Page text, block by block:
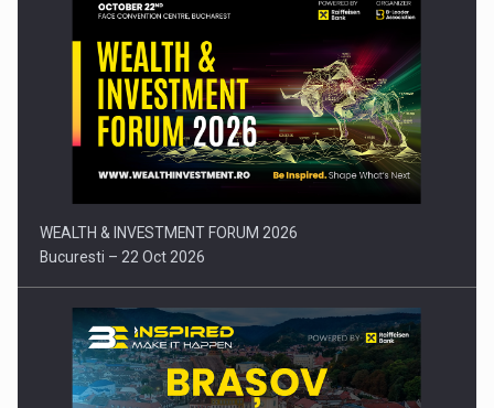
Comunicat de presa: Joburile part-time reincep sa intre pe…
WEALTH & INVESTMENT FORUM 2026
Bucuresti – 22 Oct 2026